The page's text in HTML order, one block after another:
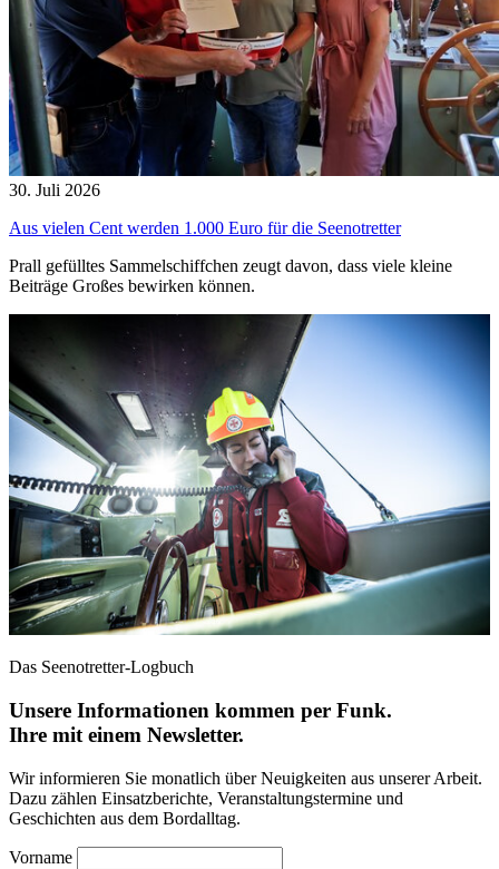
30. Juli 2026
Aus vielen Cent werden 1.000 Euro für die Seenotretter
Prall gefülltes Sammelschiffchen zeugt davon, dass viele kleine
Beiträge Großes bewirken können.
Das Seenotretter-Logbuch
Unsere Informationen kommen per Funk.
Ihre mit einem Newsletter.
Wir informieren Sie monatlich über Neuigkeiten aus unserer Arbeit.
Dazu zählen Einsatzberichte, Veranstaltungstermine und
Geschichten aus dem Bordalltag.
Vorname